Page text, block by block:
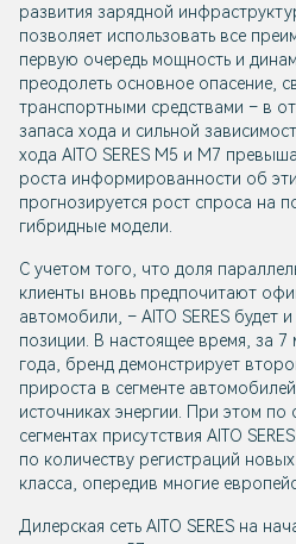
развития зарядной
позволяет использовать все
первую очередь мощность и
преодолеть основное опасение,
транспортными средствами – в
запаса хода и сильной
хода AITO SERES M5 и М7
роста информированности об
прогнозируется рост спроса на
гибридные модели.
С учетом того, что доля
клиенты вновь предпочитают
автомобили, – AITO SERES будет
позиции. В настоящее время, за 7
года, бренд демонстрирует
прироста в сегменте
источниках энергии. При этом по
сегментах присутствия AITO
по количеству регистраций
класса, опередив многие
Дилерская сеть AITO SERES на